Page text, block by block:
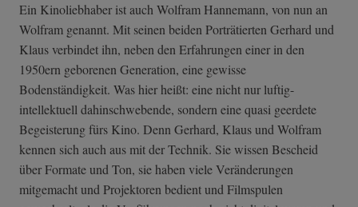
Ein Kinoliebhaber ist auch Wolfram Hannemann, von nun an
Wolfram genannt. Mit seinen beiden Porträtierten Gerhard und
Klaus verbindet ihn, neben den Erfahrungen einer in den
1950ern geborenen Generation, eine gewisse
Bodenständigkeit. Was hier heißt: eine nicht nur luftig-
intellektuell dahinschwebende, sondern eine quasi geerdete
Begeisterung fürs Kino. Denn Gerhard, Klaus und Wolfram
kennen sich auch aus mit der Technik. Sie wissen Bescheid
über Formate und Ton, sie haben viele Veränderungen
mitgemacht und Projektoren bedient und Filmspulen